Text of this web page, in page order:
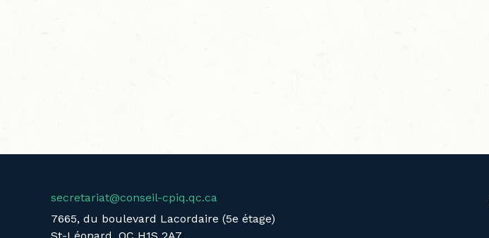
secretariat@conseil-cpiq.qc.ca
7665, du boulevard Lacordaire (5e étage)